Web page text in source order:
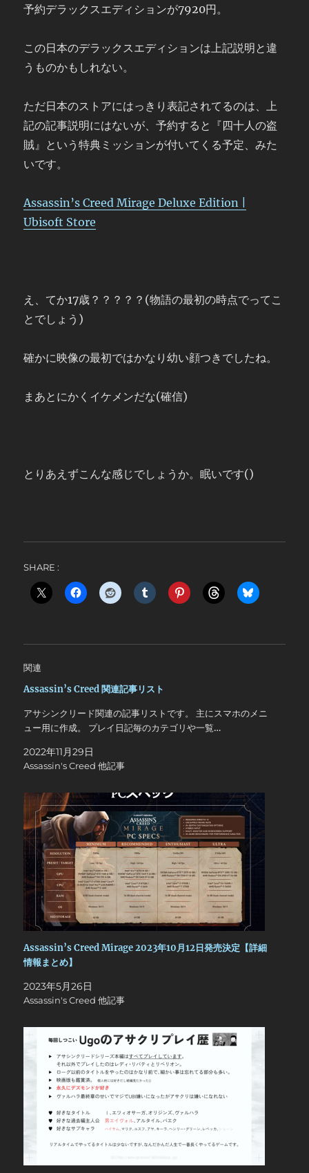
予約デラックスエディションが7920円。
この日本のデラックスエディションは上記説明と違
うものかもしれない。
ただ日本のストアにはっきり表記されてるのは、上
記の記事説明にはないが、予約すると『四十人の盗
賊』という特典ミッションが付いてくる予定、みた
いです。
Assassin’s Creed Mirage Deluxe Edition |
Ubisoft Store
え、てか17歳？？？？？(物語の最初の時点でってこ
とでしょう)
確かに映像の最初ではかなり幼い顔つきでしたね。
まあとにかくイケメンだな(確信)
とりあえずこんな感じでしょうか。眠いです()
SHARE :
関連
Assassin’s Creed 関連記事リスト
アサシンクリード関連の記事リストです。 主にスマホのメニ
ュー用に作成。 プレイ日記毎のカテゴリや一覧…
2022年11月29日
Assassin's Creed 他記事
Assassin’s Creed Mirage 2023年10月12日発売決定【詳細
情報まとめ】
2023年5月26日
Assassin's Creed 他記事